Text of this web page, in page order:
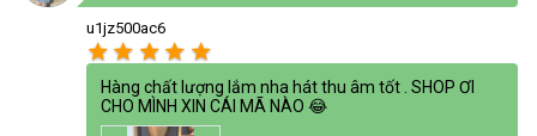
u1jz500ac6
star star star star star
Hàng chất lượng lắm nha hát thu âm tốt . SHOP ƠI
CHO MÌNH XIN CÁI MÃ NÀO 😂